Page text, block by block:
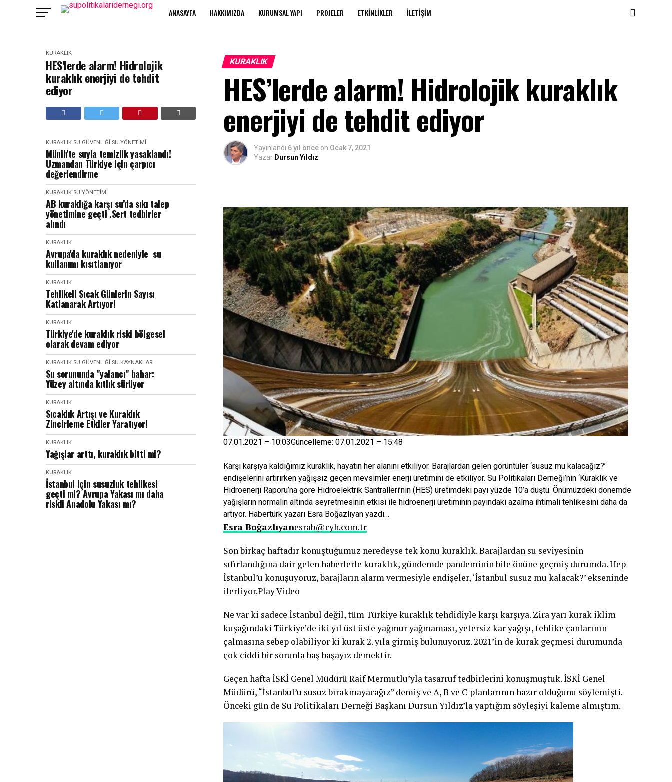
ANASAYFA HAKKIMIZDA KURUMSAL YAPI PROJELER ETKINLIKLER İLETIŞIM
KURAKLIK
HES'lerde alarm! Hidrolojik
kuraklık enerjiyi de tehdit
ediyor
KURAKLIK SU GÜVENLIĞI SU YÖNETIMI
Münih'te suyla temizlik yasaklandı!
Uzmandan Türkiye için çarpıcı
değerlendirme
KURAKLIK SU YÖNETIMI
AB kuraklığa karşı su’da sıkı talep
yönetimine geçti .Sert tedbirler
alındı
KURAKLIK
Avrupa'da kuraklık nedeniyle su
kullanımı kısıtlanıyor
KURAKLIK
Tehlikeli Sıcak Günlerin Sayısı
Katlanarak Artıyor!
KURAKLIK
Türkiye'de kuraklık riski bölgesel
olarak devam ediyor
KURAKLIK SU GÜVENLIĞI SU KAYNAKLARI
Su sorununda "yalancı" bahar:
Yüzey altında kıtlık sürüyor
KURAKLIK
Sıcaklık Artışı ve Kuraklık
Zincirleme Etkiler Yaratıyor!
KURAKLIK
Yağışlar arttı, kuraklık bitti mi?
KURAKLIK
İstanbul için susuzluk tehlikesi
geçti mi? Avrupa Yakası mı daha
riskli Anadolu Yakası mı?
KURAKLIK
HES’lerde alarm! Hidrolojik kuraklık
enerjiyi de tehdit ediyor
Yayınlandı 6 yıl önce on Ocak 7, 2021
Yazar Dursun Yıldız
07.01.2021 – 10:03Güncelleme: 07.01.2021 – 15:48
Karşı karşıya kaldığımız kuraklık, hayatın her alanını etkiliyor. Barajlardan gelen görüntüler ‘susuz mu kalacağız?’
endişelerini artırırken yağışsız geçen mevsimler enerji üretimini de etkiliyor. Su Politikaları Derneği’nin ‘Kuraklık ve
Hidroenerji Raporu’na göre Hidroelektrik Santralleri’nin (HES) üretimdeki payı yüzde 10’a düştü. Önümüzdeki dönemde
yağışların normalin altında seyretmesinin etkisi ile hidroenerji üretiminin payındaki azalma ihtimali tehlikesini daha da
artıyor. Habertürk yazarı Esra Boğazlıyan yazdı…
Esra Boğazlıyanesrab@cyh.com.tr
Son birkaç haftadır konuştuğumuz neredeyse tek konu kuraklık. Barajlardan su seviyesinin
sıfırlandığına dair gelen haberlerle kuraklık, gündemde pandeminin bile önüne geçmiş durumda. Hep
İstanbul’u konuşuyoruz, barajların alarm vermesiyle endişeler, ‘İstanbul susuz mu kalacak?’ ekseninde
ilerliyor.Play Video
Ne var ki sadece İstanbul değil, tüm Türkiye kuraklık tehdidiyle karşı karşıya. Zira yarı kurak iklim
kuşağındaki Türkiye’de iki yıl üst üste yağmur yağmaması, yetersiz kar yağışı, tehlike çanlarının
çalmasına sebep olabiliyor ki kurak 2. yıla girmiş bulunuyoruz. 2021’in de kurak geçmesi durumunda
çok ciddi bir sorunla baş başayız demektir.
Geçen hafta İSKİ Genel Müdürü Raif Mermutlu’yla tasarruf tedbirlerini konuşmuştuk. İSKİ Genel
Müdürü, “İstanbul’u susuz bırakmayacağız” demiş ve A, B ve C planlarının hazır olduğunu söylemişti.
Önceki gün de Su Politikaları Derneği Başkanı Dursun Yıldız’la yaptığım söyleşiyi kaleme almıştım.